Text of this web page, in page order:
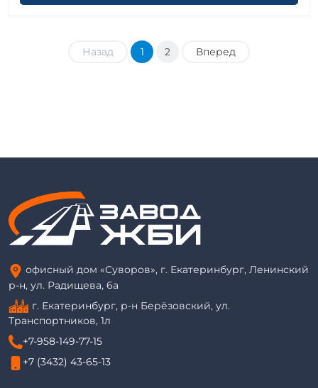
Назад 1 2 Вперед
офисный дом «Суворов», г. Екатеринбург, Ленинский
р-н, ул. Радищева, 6а
г. Екатеринбург, р-н Берёзовский, ул.
Транспортников, 1л
+7-958-149-77-15
+7 (3432) 43-65-13